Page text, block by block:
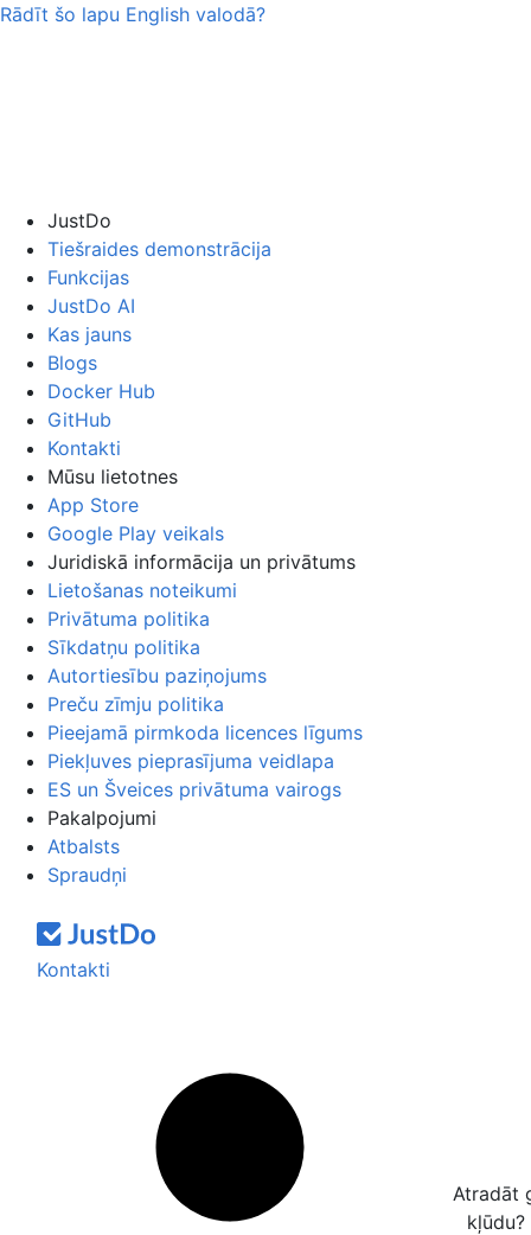
Rādīt šo lapu English valodā?
JustDo
Tiešraides demonstrācija
Funkcijas
JustDo AI
Kas jauns
Blogs
Docker Hub
GitHub
Kontakti
Mūsu lietotnes
App Store
Google Play veikals
Juridiskā informācija un privātums
Lietošanas noteikumi
Privātuma politika
Sīkdatņu politika
Autortiesību paziņojums
Preču zīmju politika
Pieejamā pirmkoda licences līgums
Piekļuves pieprasījuma veidlapa
ES un Šveices privātuma vairogs
Pakalpojumi
Atbalsts
Spraudņi
Kontakti
Atradāt
kļūdu?